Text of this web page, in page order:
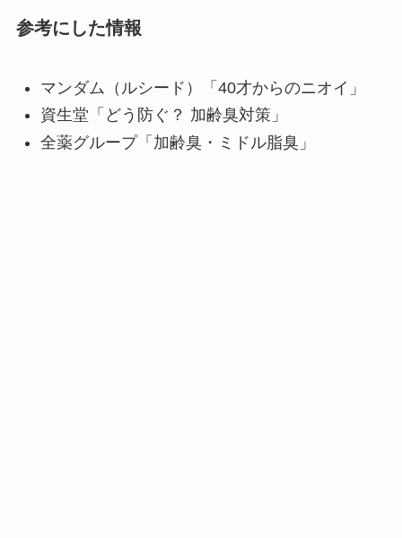
参考にした情報
マンダム（ルシード）「40才からのニオイ」
資生堂「どう防ぐ？ 加齢臭対策」
全薬グループ「加齢臭・ミドル脂臭」